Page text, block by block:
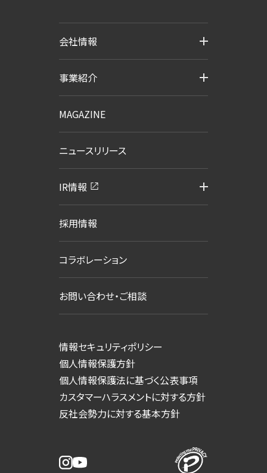
会社情報
事業紹介
MAGAZINE
ニュースリリース
IR情報
採用情報
コラボレーション
お問い合わせ・ご相談
情報セキュリティポリシー
個人情報保護方針
個人情報保護法に基づく公表事項
カスタマーハラスメントに対する方針
反社会勢力に対する基本方針